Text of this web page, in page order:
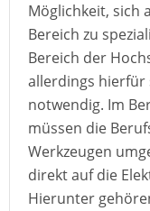
Möglichkeit, sich
Bereich zu
Bereich der
allerdings hierfür
notwendig. Im
müssen die
Werkzeugen
direkt auf die
Hierunter